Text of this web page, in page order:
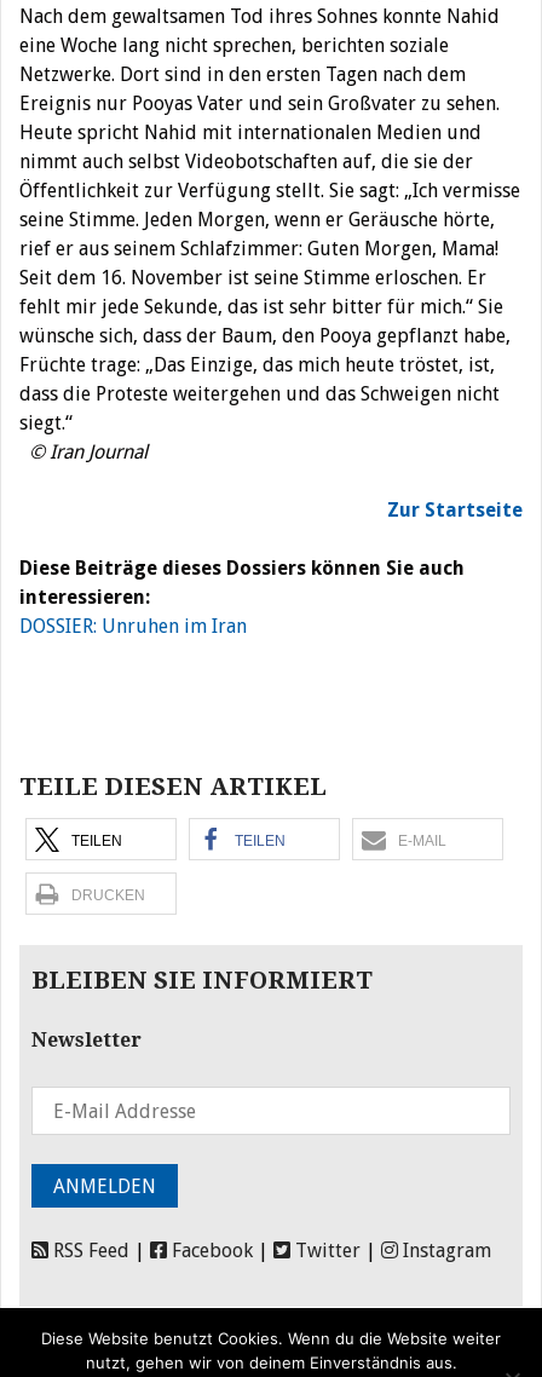
Nach dem gewaltsamen Tod ihres Sohnes konnte Nahid
eine Woche lang nicht sprechen, berichten soziale
Netzwerke. Dort sind in den ersten Tagen nach dem
Ereignis nur Pooyas Vater und sein Großvater zu sehen.
Heute spricht Nahid mit internationalen Medien und
nimmt auch selbst Videobotschaften auf, die sie der
Öffentlichkeit zur Verfügung stellt. Sie sagt: „Ich vermisse
seine Stimme. Jeden Morgen, wenn er Geräusche hörte,
rief er aus seinem Schlafzimmer: Guten Morgen, Mama!
Seit dem 16. November ist seine Stimme erloschen. Er
fehlt mir jede Sekunde, das ist sehr bitter für mich.“ Sie
wünsche sich, dass der Baum, den Pooya gepflanzt habe,
Früchte trage: „Das Einzige, das mich heute tröstet, ist,
dass die Proteste weitergehen und das Schweigen nicht
siegt.“
© Iran Journal
Zur Startseite
Diese Beiträge dieses Dossiers können Sie auch
interessieren:
DOSSIER: Unruhen im Iran
TEILE DIESEN ARTIKEL
TEILEN TEILEN E-MAIL
DRUCKEN
BLEIBEN SIE INFORMIERT
Newsletter
RSS Feed Facebook Twitter Instagram
Diese Website benutzt Cookies. Wenn du die Website weiter
nutzt, gehen wir von deinem Einverständnis aus.